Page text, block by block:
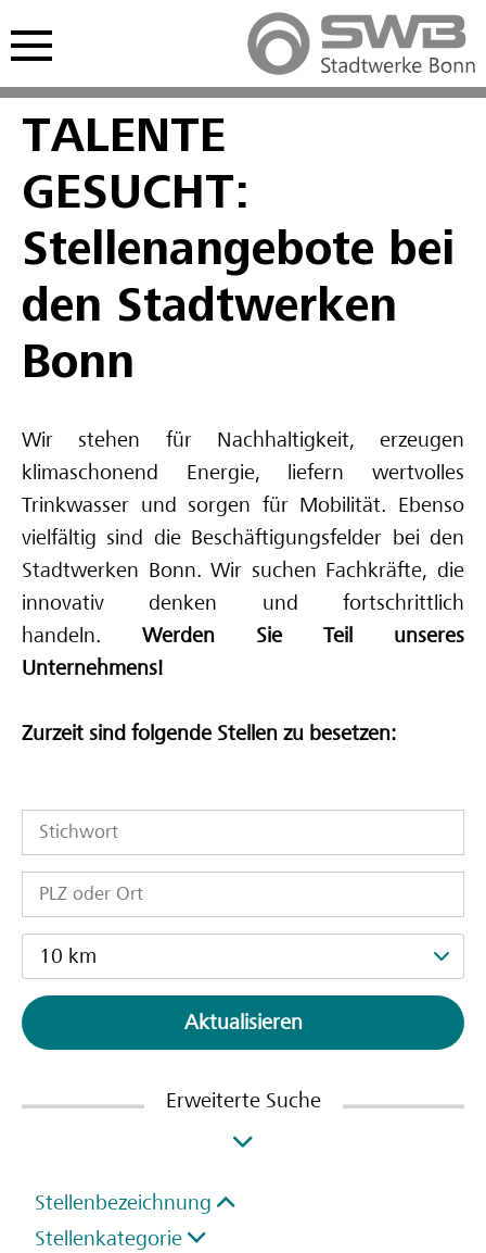
öffnen
Freie Ausbildungsplätze
Kaufmännische Ausbildung
Gewerblich-technische Ausbildung
Deine Zukunft im Video
Interviews Auszubildende
Deine Ausbilderinnen und Ausbilder
Freie Stellen
Interviews Fachkräfte
Spannende Berufe im Video
Studentisches Praktikum
Werkstudium
Hauptmenü öffnen
TALENTE
GESUCHT:
Stellenangebote bei
den Stadtwerken
Bonn
Wir stehen für Nachhaltigkeit, erzeugen
klimaschonend Energie, liefern wertvolles
Trinkwasser und sorgen für Mobilität. Ebenso
vielfältig sind die Beschäftigungsfelder bei den
Stadtwerken Bonn. Wir suchen Fachkräfte, die
innovativ denken und fortschrittlich
handeln. Werden Sie Teil unseres
Unternehmens!
Zurzeit sind folgende Stellen zu besetzen:
10 km
Aktualisieren
Erweiterte Suche
Stellenbezeichnung
Stellenkategorie